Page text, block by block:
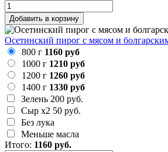
Добавить в корзину
Осетинский пирог с мясом и
800 г 1160 руб
1000 г 1210 руб
1200 г 1260 руб
1400 г 1330 руб
Зелень 200 руб.
Сыр х2 50 руб.
Без лука
Меньше масла
Итого: 1160 руб.